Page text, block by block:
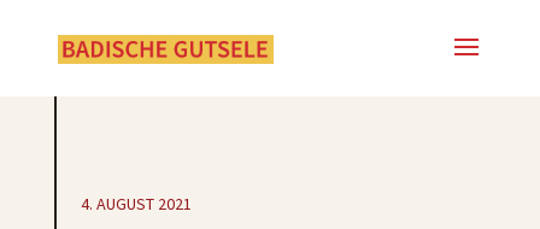
4. AUGUST 2021